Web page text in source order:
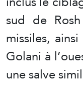
sud de
missiles,
Golani à
une salve